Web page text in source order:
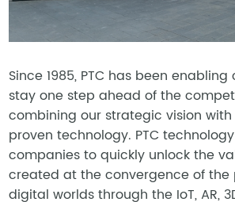
Since 1985, PTC has been
stay one step ahead of the
combining our strategic vision with
proven technology. PTC
companies to quickly unlock the
created at the convergence of the
digital worlds through the IoT, AR,